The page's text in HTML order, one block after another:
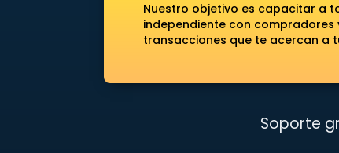
Nuestro objetivo es capacitar a
independiente con
transacciones que te acercan a
Soporte